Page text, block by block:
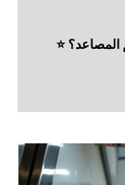
المصاعد؟ ⭐